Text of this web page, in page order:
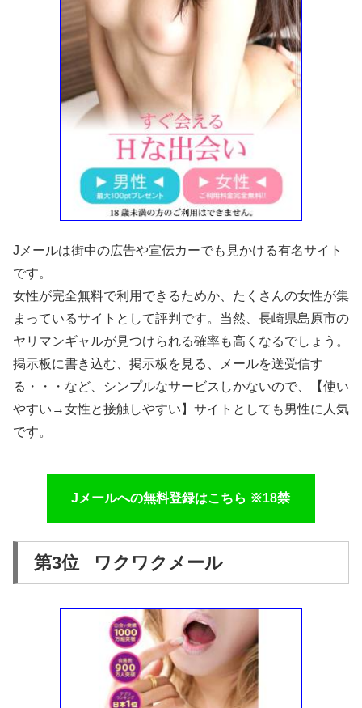
Jメールは街中の広告や宣伝カーでも見かける有名サイト
です。
女性が完全無料で利用できるためか、たくさんの女性が集
まっているサイトとして評判です。当然、長崎県島原市の
ヤリマンギャルが見つけられる確率も高くなるでしょう。
掲示板に書き込む、掲示板を見る、メールを送受信す
る・・・など、シンプルなサービスしかないので、【使い
やすい→女性と接触しやすい】サイトとしても男性に人気
です。
Jメールへの無料登録はこちら ※18禁
第3位 ワクワクメール